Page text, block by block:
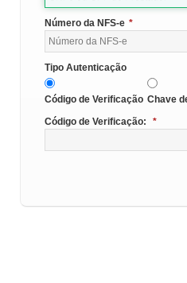
Número da NFS-e *
Tipo Autenticação
Código de Verificação Chave
Código de Verificação:
*